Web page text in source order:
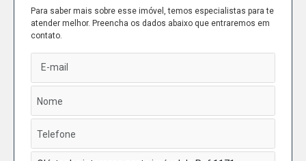
Para saber mais sobre esse imóvel, temos especialistas para te
atender melhor. Preencha os dados abaixo que entraremos em
contato.